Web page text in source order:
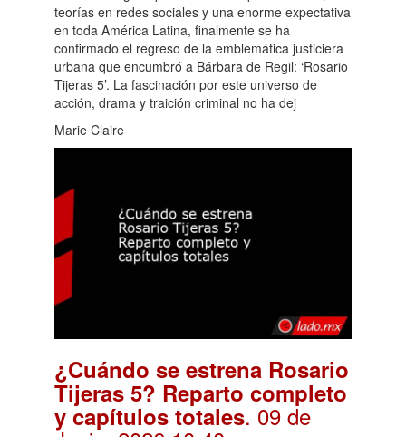
teorías en redes sociales y una enorme expectativa
en toda América Latina, finalmente se ha
confirmado el regreso de la emblemática justiciera
urbana que encumbró a Bárbara de Regil: ‘Rosario
Tijeras 5’. La fascinación por este universo de
acción, drama y traición criminal no ha dej
Marie Claire
¿Cuándo se estrena Rosario
Tijeras 5? Reparto completo
y capítulos totales. 09 de